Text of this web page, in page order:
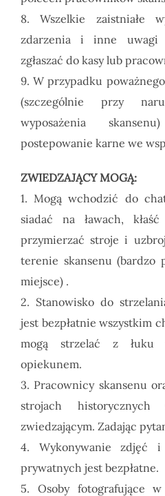
8. Wszelkie zaistniałe
zdarzenia i inne uwagi
zgłaszać do kasy lub
9. W przypadku
(szczególnie przy
wyposażenia
postepowanie karne we
ZWIEDZAJĄCY MOGĄ:
1. Mogą wchodzić do
siadać na ławach,
przymierzać stroje i
terenie skansenu (bardzo
miejsce) .
2. Stanowisko do
jest bezpłatnie wszystkim
mogą strzelać z łuku
opiekunem.
3. Pracownicy skansenu
strojach historycznych
zwiedzającym. Zadając
4. Wykonywanie zdjęć
prywatnych jest bezpłatne.
5. Osoby fotografujące